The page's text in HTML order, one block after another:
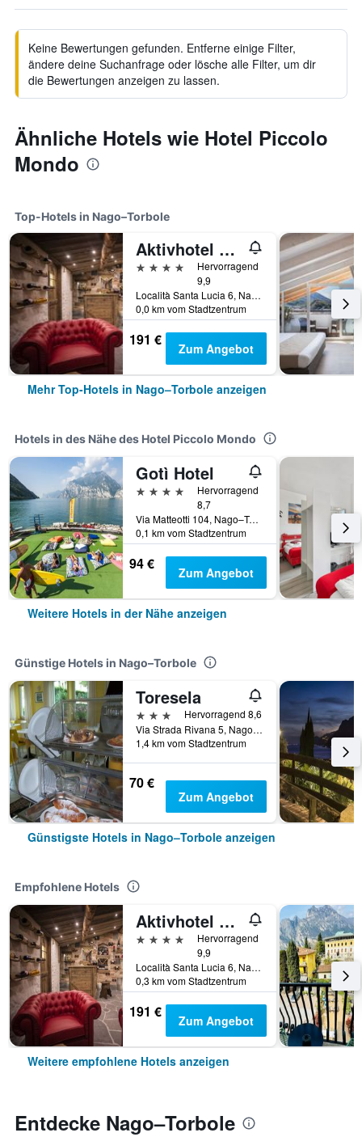
Keine Bewertungen gefunden. Entferne einige Filter,
ändere deine Suchanfrage oder lösche alle Filter, um dir
die Bewertungen anzeigen zu lassen.
Ähnliche Hotels wie Hotel Piccolo
Mondo
Top-Hotels in Nago–Torbole
Aktivhotel SantaLucia
4 Sterne
Hervorragend
9,9
Località Santa Lucia 6, Nago–Torbole, Trento, Italien
0,0 km vom Stadtzentrum
191 € Zum Angebot
Mehr Top-Hotels in Nago–Torbole anzeigen
Hotels in des Nähe des Hotel Piccolo Mondo
Gotì Hotel
4 Sterne
Hervorragend
8,7
Via Matteotti 104, Nago–Torbole, Trento, Italien
0,1 km vom Stadtzentrum
94 € Zum Angebot
Weitere Hotels in der Nähe anzeigen
Günstige Hotels in Nago–Torbole
Toresela
3 Sterne
Hervorragend 8,6
Via Strada Rivana 5, Nago–Torbole, Trento, Italien
1,4 km vom Stadtzentrum
70 €
Zum Angebot
Günstigste Hotels in Nago–Torbole anzeigen
Empfohlene Hotels
Aktivhotel SantaLucia
4 Sterne
Hervorragend
9,9
Località Santa Lucia 6, Nago–Torbole, Trento, Italien
0,3 km vom Stadtzentrum
191 € Zum Angebot
Weitere empfohlene Hotels anzeigen
Entdecke Nago–Torbole